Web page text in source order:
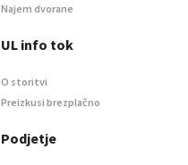
Najem dvorane
UL info tok
O storitvi
Preizkusi brezplačno
Podjetje